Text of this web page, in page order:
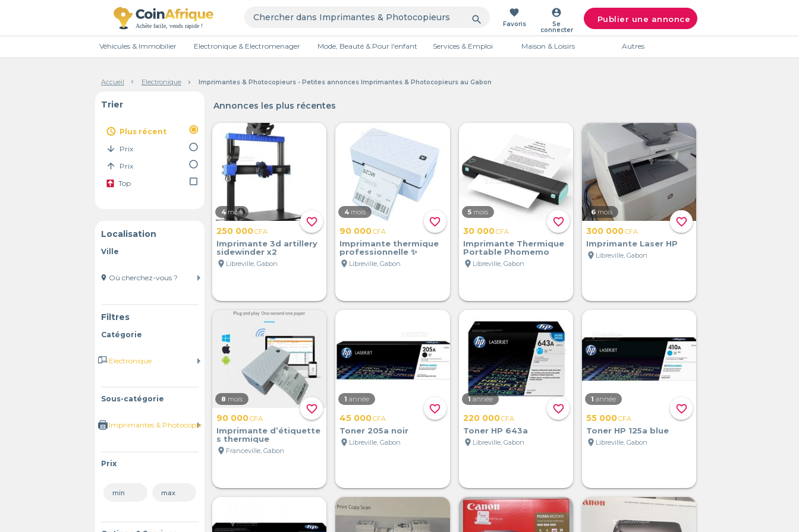
search
favorite
Favoris
account_circle
Se
connecter
Publier une annonce
Véhicules & Immobilier Electronique & Electromenager Mode, Beauté & Pour l'enfant Services & Emploi Maison & Loisirs Autres
Accueil Electronique Imprimantes & Photocopieurs - Petites annonces Imprimantes & Photocopieurs au Gabon
Trier
access_time Plus récent
radio_button_checked
arrow_downward
Prix
radio_button_unchecked
arrow_upward
Prix radio_button_unchecked
Top check_box_outline_blank
Localisation
Ville
location_on
Filtres
Catégorie
Sous-catégorie
Prix
Annonces les plus récentes
favorite_border
4 mois
250 000CFA
Imprimante 3d artillery
sidewinder x2
location_on Libreville, Gabon
favorite_border
4 mois
90 000CFA
Imprimante thermique
professionnelle ✨
location_on Libreville, Gabon
favorite_border
5 mois
30 000CFA
Imprimante Thermique
Portable Phomemo
location_on Libreville, Gabon
favorite_border
6 mois
300 000CFA
Imprimante Laser HP
location_on Libreville, Gabon
favorite_border
8 mois
90 000CFA
Imprimante d’étiquette
s thermique
location_on Franceville, Gabon
favorite_border
1 année
45 000CFA
Toner 205a noir
location_on Libreville, Gabon
favorite_border
1 année
220 000CFA
Toner HP 643a
location_on Libreville, Gabon
favorite_border
1 année
55 000CFA
Toner HP 125a blue
location_on Libreville, Gabon